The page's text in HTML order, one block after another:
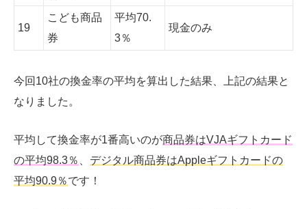
19
こども商品
券
平均70.
3％
現金のみ
今回10社の換金率の平均を算出した結果、上記の結果と
なりました。
平均して換金率が1番高いのが商品券はVJAギフトカード
の平均98.3％
デジタル商品券はAppleギフトカードの
平均90.9％です！